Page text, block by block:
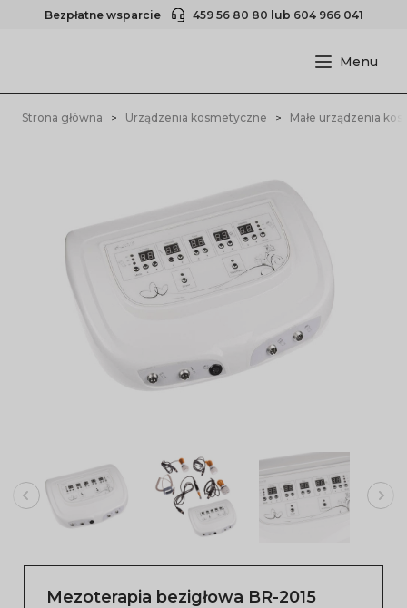
Bezpłatne wsparcie 459 56 80 80 lub 604 966 041
Strona główna Urządzenia kosmetyczne Małe urządzenia
Mezoterapia bezigłowa BR-2015